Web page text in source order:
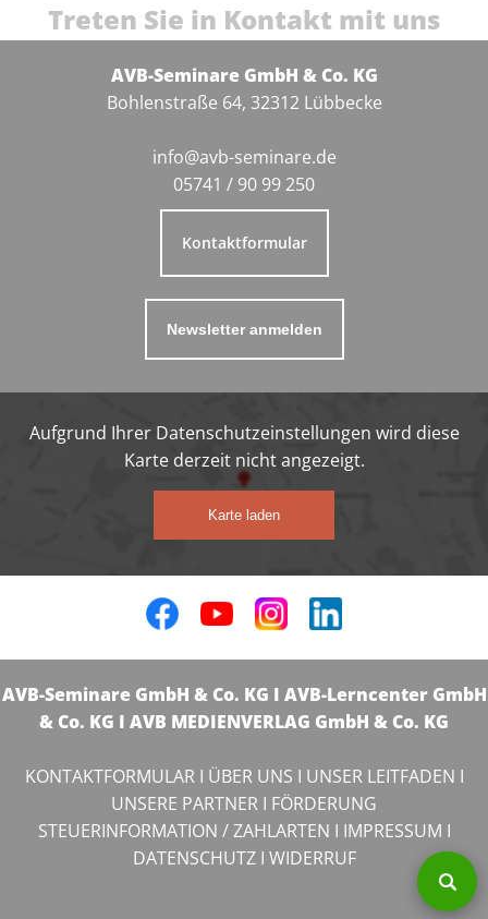
Treten Sie in Kontakt mit uns
AVB-Seminare GmbH & Co. KG
Bohlenstraße 64, 32312 Lübbecke
info@avb-seminare.de
05741 / 90 99 250
Kontaktformular
Newsletter anmelden
Aufgrund Ihrer Datenschutzeinstellungen wird diese
Karte derzeit nicht angezeigt.
Karte laden
AVB-Seminare GmbH & Co. KG I AVB-Lerncenter GmbH
& Co. KG I AVB MEDIENVERLAG GmbH & Co. KG
KONTAKTFORMULARI ÜBER UNS I UNSER LEITFADEN I
UNSERE PARTNER I FÖRDERUNG
STEUERINFORMATION / ZAHLARTEN I IMPRESSUM I
DATENSCHUTZI WIDERRUF